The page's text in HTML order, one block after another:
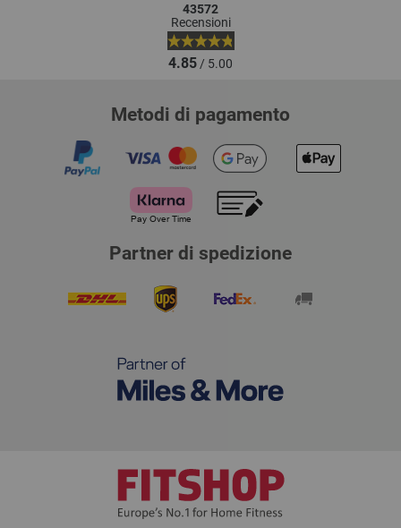
43572
Recensioni
4.85/ 5.00
Metodi di pagamento
Partner di spedizione